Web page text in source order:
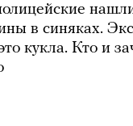
в синяках.
кукла. Кто и